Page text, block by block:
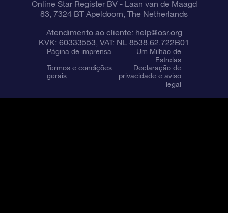
Online Star Register BV- Laan van de Maagd
83, 7324 BT Apeldoorn, The Netherlands
Atendimento ao cliente: help@osr.org
KVK: 60333553, VAT: NL 8538.62.722B01
Página de imprensa
Um Milhão de
Estrelas
Termos e condições
gerais
Declaração de
privacidade e aviso
legal